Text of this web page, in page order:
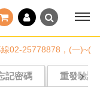
02-25778878，(一)~(
記密碼 重發驗證